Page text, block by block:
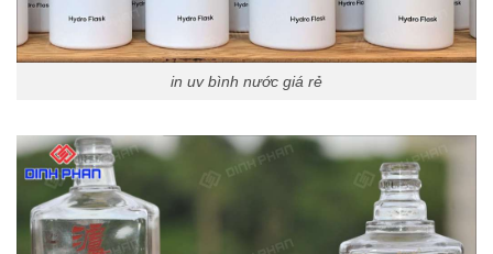
in uv bình nước giá rẻ